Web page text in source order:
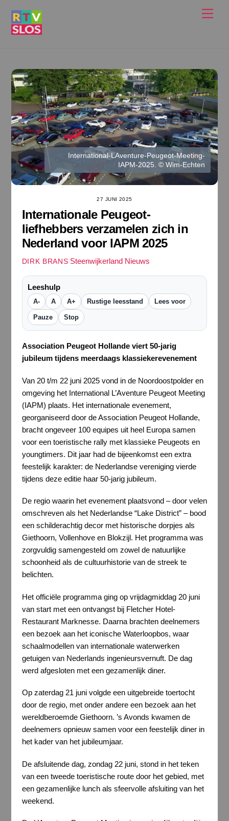
International-LAventure-Peugeot-Meeting-
IAPM-2025. © Wim-Echten
27 JUNI 2025
Internationale Peugeot-
liefhebbers verzamelen zich in
Nederland voor IAPM 2025
DIRK BRANS Steenwijkerland Nieuws
Leeshulp
A- A A+ Rustige leesstand Lees voor
Pauze Stop
Association Peugeot Hollande viert 50-jarig
jubileum tijdens meerdaags klassiekerevenement
Van 20 t/m 22 juni 2025 vond in de Noordoostpolder en
omgeving het International L’Aventure Peugeot Meeting
(IAPM) plaats. Het internationale evenement,
georganiseerd door de Association Peugeot Hollande,
bracht ongeveer 100 equipes uit heel Europa samen
voor een toeristische rally met klassieke Peugeots en
youngtimers. Dit jaar had de bijeenkomst een extra
feestelijk karakter: de Nederlandse vereniging vierde
tijdens deze editie haar 50-jarig jubileum.
De regio waarin het evenement plaatsvond – door velen
omschreven als het Nederlandse “Lake District” – bood
een schilderachtig decor met historische dorpjes als
Giethoorn, Vollenhove en Blokzijl. Het programma was
zorgvuldig samengesteld om zowel de natuurlijke
schoonheid als de cultuurhistorie van de streek te
belichten.
Het officiële programma ging op vrijdagmiddag 20 juni
van start met een ontvangst bij Fletcher Hotel-
Restaurant Marknesse. Daarna brachten deelnemers
een bezoek aan het iconische Waterloopbos, waar
schaalmodellen van internationale waterwerken
getuigen van Nederlands ingenieursvernuft. De dag
werd afgesloten met een gezamenlijk diner.
Op zaterdag 21 juni volgde een uitgebreide toertocht
door de regio, met onder andere een bezoek aan het
wereldberoemde Giethoorn. ’s Avonds kwamen de
deelnemers opnieuw samen voor een feestelijk diner in
het kader van het jubileumjaar.
De afsluitende dag, zondag 22 juni, stond in het teken
van een tweede toeristische route door het gebied, met
een gezamenlijke lunch als sfeervolle afsluiting van het
weekend.